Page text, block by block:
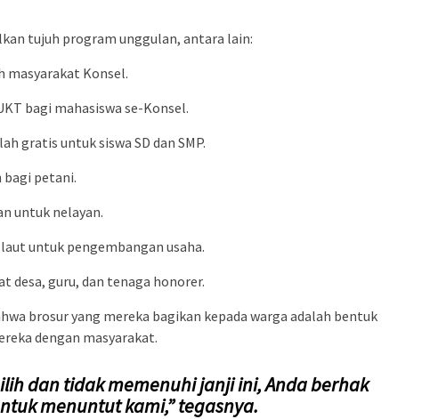
tujuh program unggulan, antara lain:
masyarakat Konsel.
bagi mahasiswa se-Konsel.
gratis untuk siswa SD dan SMP.
bagi petani.
untuk nelayan.
untuk pengembangan usaha.
desa, guru, dan tenaga honorer.
brosur yang mereka bagikan kepada warga adalah bentuk
dengan masyarakat.
dan tidak memenuhi janji ini, Anda berhak
menuntut kami,” tegasnya.